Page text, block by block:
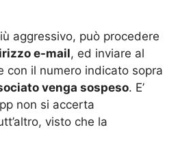
aggressivo, può procedere
e-mail, ed inviare al
con il numero indicato sopra
venga sospeso. E’
non si accerta
visto che la